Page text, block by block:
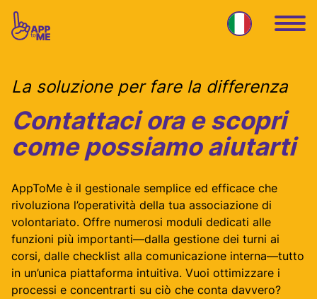
Vai al contenuto principale
La soluzione per fare la differenza
Contattaci ora e scopri
come possiamo aiutarti
AppToMe è il gestionale semplice ed efficace che
rivoluziona l’operatività della tua associazione di
volontariato. Offre numerosi moduli dedicati alle
funzioni più importanti—dalla gestione dei turni ai
corsi, dalle checklist alla comunicazione interna—tutto
in un’unica piattaforma intuitiva. Vuoi ottimizzare i
processi e concentrarti su ciò che conta davvero?